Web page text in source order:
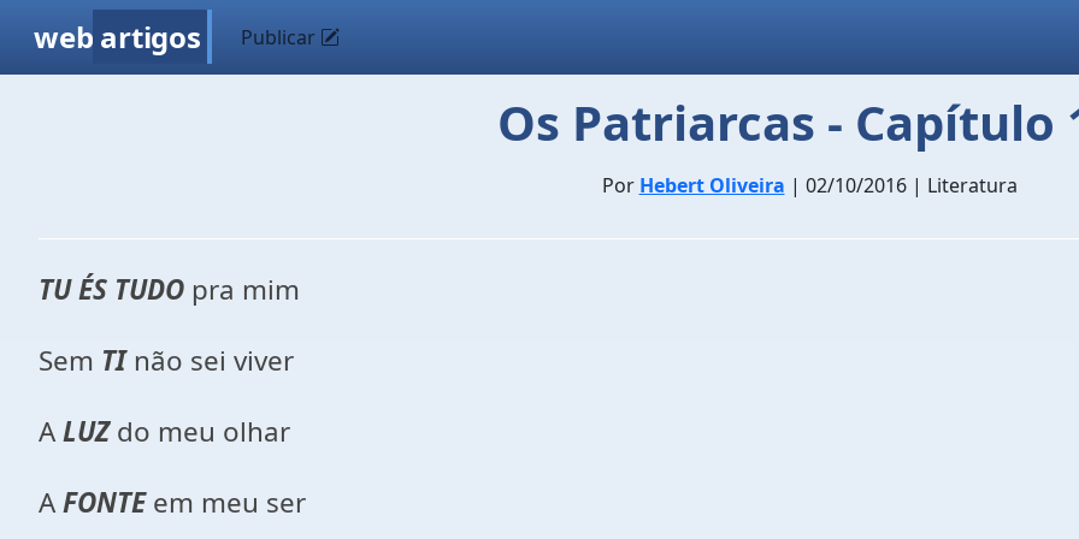
web artigos Publicar
Os Patriarcas - Capítulo
Por Hebert Oliveira | 02/10/2016 | Literatura
TU ÉS TUDO pra mim
Sem TInão sei viver
ALUZdo meu olhar
AFONTEem meu ser